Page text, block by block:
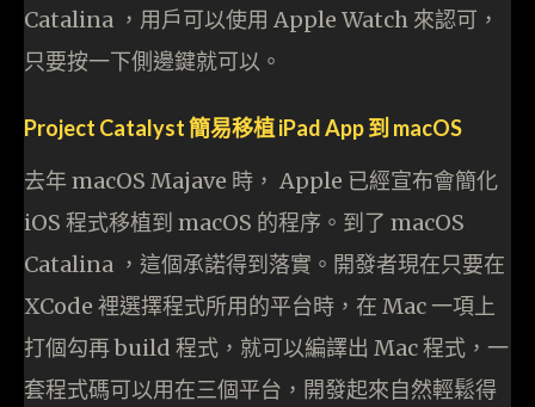
Catalina ，用戶可以使用 Apple Watch 來認可，
只要按一下側邊鍵就可以。
Project Catalyst 簡易移植 iPad App 到 macOS
去年 macOS Majave 時， Apple 已經宣布會簡化
iOS 程式移植到 macOS 的程序。到了 macOS
Catalina ，這個承諾得到落實。開發者現在只要在
XCode 裡選擇程式所用的平台時，在 Mac 一項上
打個勾再 build 程式，就可以編譯出 Mac 程式，一
套程式碼可以用在三個平台，開發起來自然輕鬆得